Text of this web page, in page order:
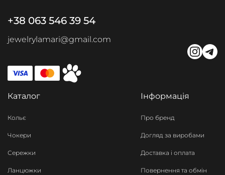
+38 063 546 39 54
jewelrylamari@gmail.com
Каталог
Кольє
Чокери
Сережки
Ланцюжки
Інформація
Про бренд
Догляд за виробами
Доставка і оплата
Повернення та обмін